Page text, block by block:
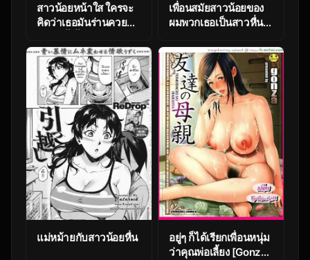
สาวน้อยหน้าใส ใครจะ
คิดว่าเธอมันร่านควย
(C96) [Kurimomo
(Tsukako)] Riamu
Selfie
เพื่อนสมัยสาวน้อยของ
ผมพวกเธอเป็นสาวหื่น
(Nakajima Yuka)]
DLO-09 Otonanajimi
แม่หม้ายกับสาวน้อยหื่น
อยู่ๆ ก็ได้เรียกเพื่อนหนุ่ม
ว่าคุณพ่อเลี้ยง [Gonza]